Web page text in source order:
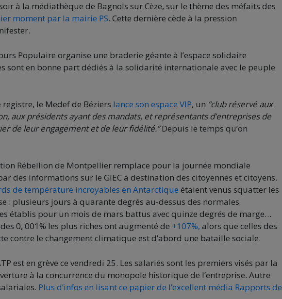
à la médiathèque de Bagnols sur Cèze, sur le thème des méfaits des
moment par la mairie PS. Cette dernière cède à la pression
Populaire organise une braderie géante à l’espace solidaire
sont en bonne part dédiés à la solidarité internationale avec le peuple
le Medef de Béziers lance son espace VIP, un “club réservé aux
aux présidents ayant des mandats, et représentants d’entreprises de
de leur engagement et de leur fidélité.”Depuis le temps qu’on
Rébellion de Montpellier remplace pour la journée mondiale
des informations sur le GIEC à destination des citoyennes et citoyens.
de température incroyables en Antarctique étaient venus squatter les
: plusieurs jours à quarante degrés au-dessus des normales
établis pour un mois de mars battus avec quinze degrés de marge…
0, 001% les plus riches ont augmenté de +107%, alors que celles des
contre le changement climatique est d’abord une bataille sociale.
est en grève ce vendredi 25. Les salariés sont les premiers visés par la
à la concurrence du monopole historique de l’entreprise. Autre
Plus d’infos en lisant ce papier de l’excellent média Rapports de